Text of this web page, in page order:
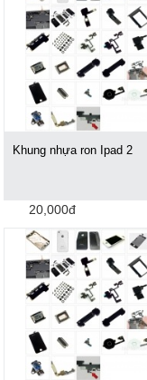
Khung nhựa ron Ipad 2
20,000đ